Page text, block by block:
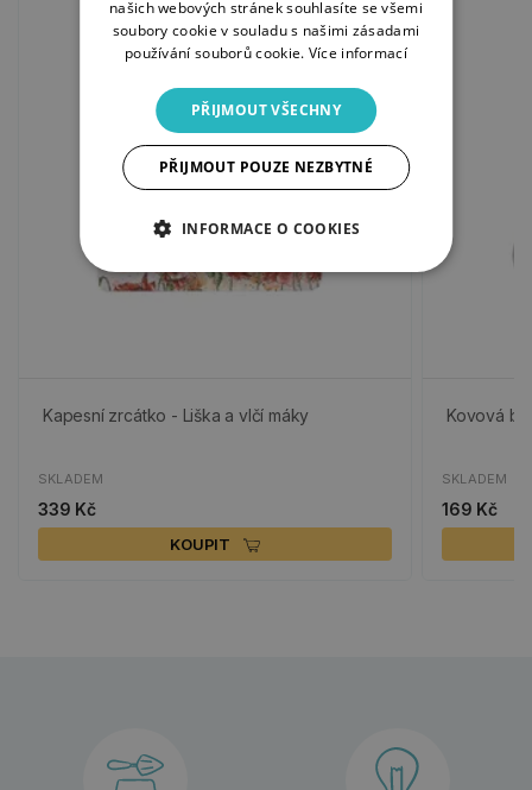
Kapesní zrcátko - Liška a vlčí máky
SKLADEM
339 Kč
KOUPIT
Kovová
SKLADEM
169 Kč
našich webových stránek souhlasíte se všemi
soubory cookie v souladu s našimi zásadami
používání souborů cookie. Více informací
PŘIJMOUT VŠECHNY
PŘIJMOUT POUZE NEZBYTNÉ
INFORMACE O COOKIES